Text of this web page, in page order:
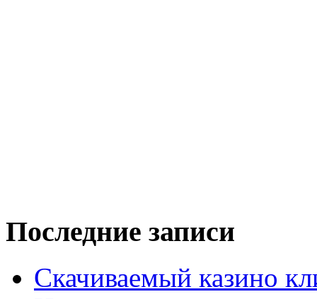
Последние записи
Скачиваемый казино